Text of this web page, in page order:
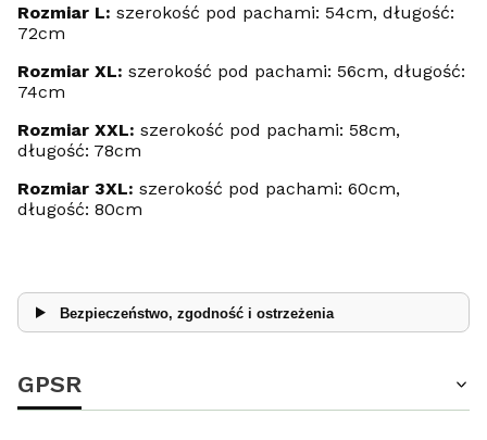
Rozmiar L: szerokość pod pachami: 54cm, długość:
72cm
Rozmiar XL: szerokość pod pachami: 56cm, długość:
74cm
Rozmiar XXL: szerokość pod pachami: 58cm,
długość: 78cm
Rozmiar 3XL: szerokość pod pachami: 60cm,
długość: 80cm
Bezpieczeństwo, zgodność i ostrzeżenia
GPSR